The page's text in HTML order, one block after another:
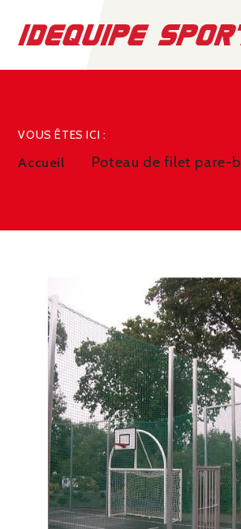
VOUS ÊTES ICI :
Accueil Poteau de filet pare-